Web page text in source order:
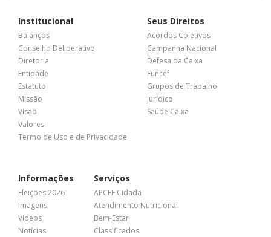
Institucional
Balanços
Conselho Deliberativo
Diretoria
Entidade
Estatuto
Missão
Visão
Valores
Termo de Uso e de Privacidade
Seus Direitos
Acordos Coletivos
Campanha Nacional
Defesa da Caixa
Funcef
Grupos de Trabalho
Jurídico
Saúde Caixa
Informações
Eleições 2026
Imagens
Vídeos
Notícias
Serviços
APCEF Cidadã
Atendimento Nutricional
Bem-Estar
Classificados